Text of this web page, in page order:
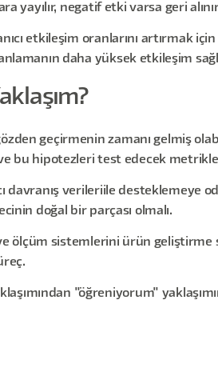
yayılır, negatif etki varsa geri
etkileşim oranlarını artırmak
daha yüksek etkileşim
geçirmenin zamanı gelmiş
bu hipotezleri test edecek
davranış verileriile
doğal bir parçası olmalı.
ölçüm sistemlerini ürün
"öğreniyorum"